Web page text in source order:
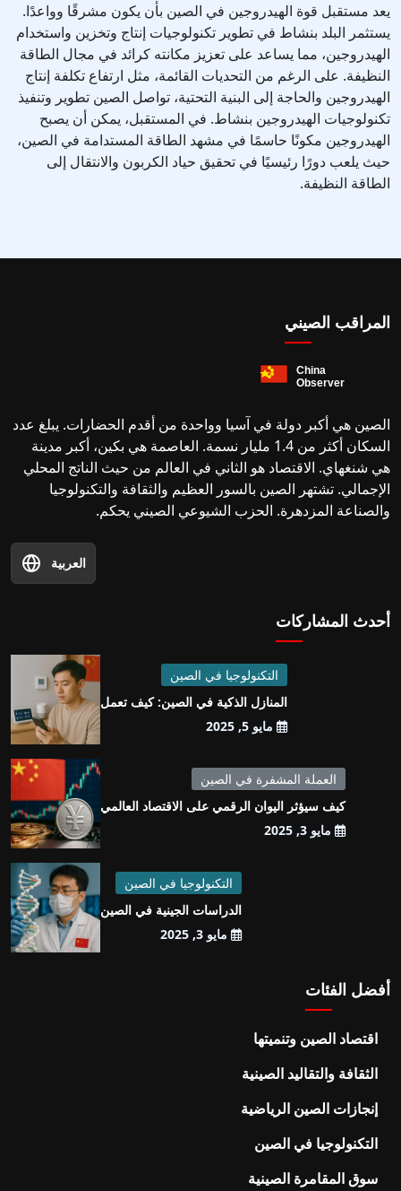
يعد مستقبل قوة الهيدروجين في الصين بأن يكون مشرقًا وواعدًا.
يستثمر البلد بنشاط في تطوير تكنولوجيات إنتاج وتخزين واستخدام
الهيدروجين، مما يساعد على تعزيز مكانته كرائد في مجال الطاقة
النظيفة. على الرغم من التحديات القائمة، مثل ارتفاع تكلفة إنتاج
الهيدروجين والحاجة إلى البنية التحتية، تواصل الصين تطوير وتنفيذ
تكنولوجيات الهيدروجين بنشاط. في المستقبل، يمكن أن يصبح
الهيدروجين مكونًا حاسمًا في مشهد الطاقة المستدامة في الصين،
حيث يلعب دورًا رئيسيًا في تحقيق حياد الكربون والانتقال إلى
الطاقة النظيفة.
المراقب الصيني
الصين هي أكبر دولة في آسيا وواحدة من أقدم الحضارات. يبلغ عدد
السكان أكثر من 1.4 مليار نسمة. العاصمة هي بكين، أكبر مدينة
هي شنغهاي. الاقتصاد هو الثاني في العالم من حيث الناتج المحلي
الإجمالي. تشتهر الصين بالسور العظيم والثقافة والتكنولوجيا
والصناعة المزدهرة. الحزب الشيوعي الصيني يحكم.
العربية
أحدث المشاركات
التكنولوجيا في الصين
المنازل الذكية في الصين: كيف تعمل
مايو 5, 2025
العملة المشفرة في الصين
كيف سيؤثر اليوان الرقمي على الاقتصاد العالمي
مايو 3, 2025
التكنولوجيا في الصين
الدراسات الجينية في الصين
مايو 3, 2025
أفضل الفئات
اقتصاد الصين وتنميتها
الثقافة والتقاليد الصينية
إنجازات الصين الرياضية
التكنولوجيا في الصين
سوق المقامرة الصينية